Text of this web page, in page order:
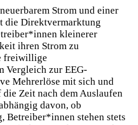
Strom und einer
die Direktvermarktung
kleinerer
ihren Strom zu
freiwillige
Vergleich zur EEG-
Mehrerlöse mit sich und
Zeit nach dem Auslaufen
davon, ob
stehen stets